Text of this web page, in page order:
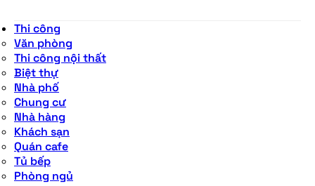
Thi công
Văn phòng
Thi công nội thất
Biệt thự
Nhà phố
Chung cư
Nhà hàng
Khách sạn
Quán cafe
Tủ bếp
Phòng ngủ